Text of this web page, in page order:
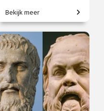
Van existentialisme en
identiteit tot sociale media.
€ 195.00
vanaf 29
sep.
Online
Bekijk meer